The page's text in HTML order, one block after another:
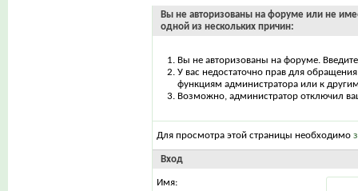
Вы не авторизованы на форуме или не
одной из нескольких причин:
Вы не авторизованы на форуме.
У вас недостаточно прав для
функциям администратора или к
Возможно, администратор отключил
Для просмотра этой страницы необходимо
Вход
Имя: